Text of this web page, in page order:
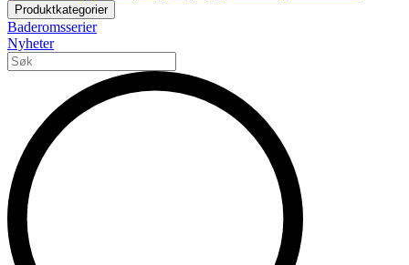
Produktkategorier
Baderomsserier
Nyheter